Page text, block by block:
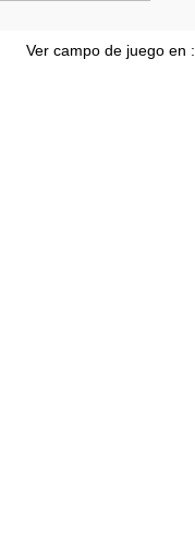
Ver campo de juego en